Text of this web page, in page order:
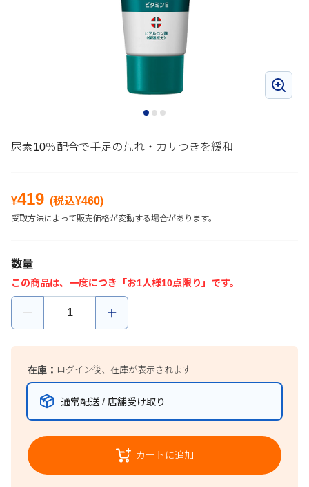
尿素10％配合で手足の荒れ・カサつきを緩和
¥419 (税込¥460)
受取方法によって販売価格が変動する場合があります。
数量
この商品は、一度につき「お1人様10点限り」です。
在庫： ログイン後、在庫が表示されます
通常配送 / 店舗受け取り
カートに追加